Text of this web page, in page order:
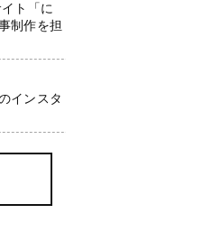
ト「に
制作を担
インスタ